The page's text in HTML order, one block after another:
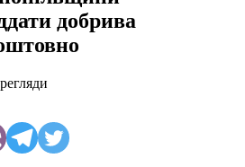
добрива